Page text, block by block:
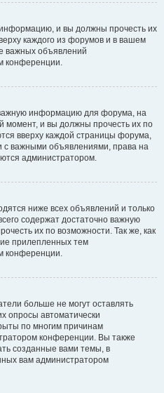
и вы должны прочесть их
каждого из форумов и в вашем
важных объявлений
конференции.
информацию для форума, на
момент, и вы должны прочесть их по
вверху каждой страницы форума,
с важными объявлениями, права на
администратором.
ниже всех объявлений и только
содержат достаточно важную
их по возможности. Так же, как
прилепленных тем
конференции.
больше не могут оставлять
опросы автоматически
по многим причинам
конференции. Вы также
созданные вами темы, в
вам администратором